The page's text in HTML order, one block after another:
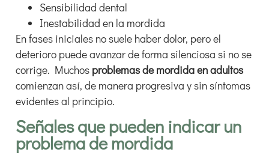
Sensibilidad dental
Inestabilidad en la mordida
En fases iniciales no suele haber dolor, pero el
deterioro puede avanzar de forma silenciosa si no se
corrige. Muchos problemas de mordida en adultos
comienzan así, de manera progresiva y sin síntomas
evidentes al principio.
Señales que pueden indicar un
problema de mordida